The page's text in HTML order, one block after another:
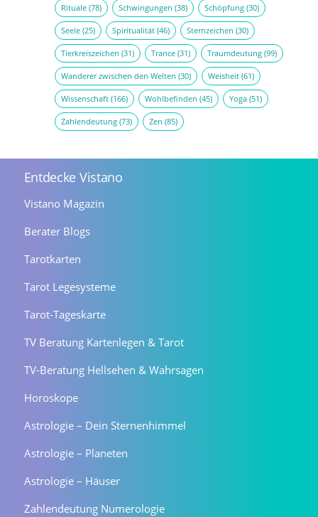
Rituale(78) Schwingungen (38) Schöpfung(30)
Seele(25) Spiritualität(46) Sternzeichen (30)
Tierkreiszeichen (31) Trance(31) Traumdeutung(99)
Wanderer zwischen den Welten (30) Weisheit(61)
Wissenschaft(166) Wohlbefinden (45) Yoga(51)
Zahlendeutung(73) Zen (85)
Entdecke Vistano
Vistano Magazin
Berater Blogs
Tarotkarten
Tarot Legesysteme
Tarot-Tageskarte
TV Beratung Kartenlegen & Tarot
TV-Beratung Hellsehen & Wahrsagen
Horoskope
Astrologie – Dein Sternenhimmel
Astrologie – Planeten
Astrologie – Häuser
Zahlendeutung Numerologie